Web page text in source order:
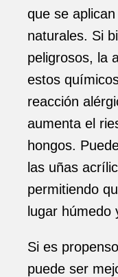
que se
naturales. Si
peligrosos, la
estos
reacción
aumenta el
hongos.
las uñas
permitiendo
lugar húmedo
Si es
puede ser